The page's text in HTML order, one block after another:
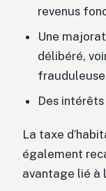
revenus
Une
délibéré,
Des
La taxe
également
avantage lié à